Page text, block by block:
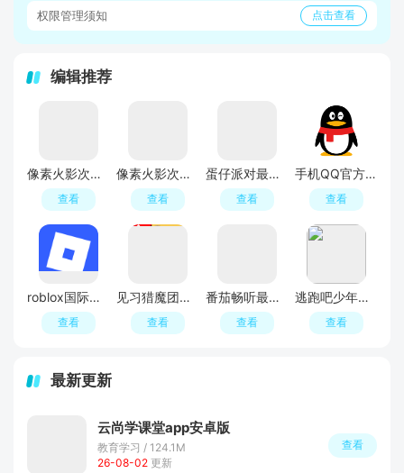
权限管理须知 点击查看
编辑推荐
像素火影次世代U鼬神正版
查看
像素火影次世代
查看
蛋仔派对最新版
查看
手机QQ官方免费最新版
查看
roblox国际服官方正版
查看
见习猎魔团官方正版
查看
番茄畅听最新版本免费版
查看
逃跑吧少年官方正版
查看
最新更新
云尚学课堂app安卓版
教育学习 / 124.1M
26-08-02 更新
查看